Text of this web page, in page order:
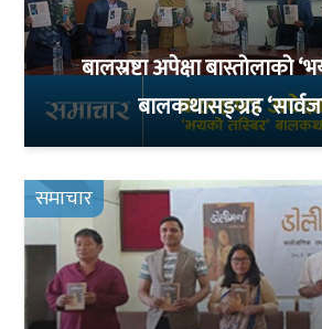
बालस्रष्टा अपेक्षा बास्तोलाको
बालकथासङ्ग्रह
समाचार